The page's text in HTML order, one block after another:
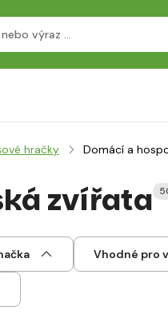
hračky Domácí a
zvířata
Vhodné pro